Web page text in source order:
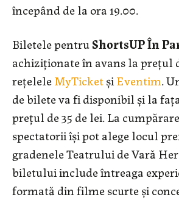
începând de la ora 19.00.
Biletele pentruShortsUP În
achiziționate în avans la prețul
rețeleleMyTicketșiEventim.
de bilete va fi disponibil și la
prețul de 35 de lei. La
spectatorii își pot alege locul
gradenele Teatrului de Vară
biletului include întreaga
formată din filme scurte și